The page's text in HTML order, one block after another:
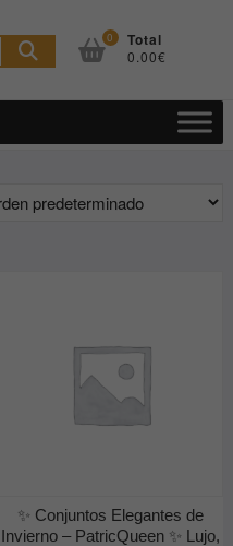
Buscar
por:
0 Total
0.00€
✨ Conjuntos Elegantes de
Invierno – PatricQueen ✨ Lujo,